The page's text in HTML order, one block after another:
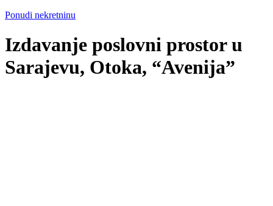
Ponudi nekretninu
Izdavanje poslovni prostor u
Sarajevu, Otoka, “Avenija”